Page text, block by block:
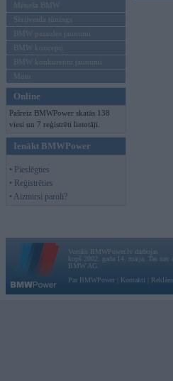
Mēneša BMW
Sērijveida tūnings
BMW pasaules jaunumi
BMW koncepti
BMW konkurentu jaunumi
Moto
Online
Pašreiz BMWPower skatās 138
viesi un 7 reģistrēti lietotāji.
Ienākt BMWPower
• Pieslēgties
• Reģistrēties
• Aizmirsi paroli?
Vortāls BMWPower.lv darbojas
kopš 2002. gada 14. maija. Tas
BMW AG.
Par BMWPower
Kontakti